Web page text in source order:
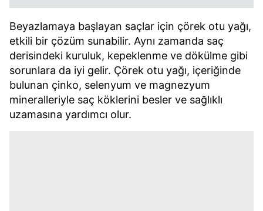
Beyazlamaya başlayan saçlar için çörek otu yağı,
etkili bir çözüm sunabilir. Aynı zamanda saç
derisindeki kuruluk, kepeklenme ve dökülme gibi
sorunlara da iyi gelir. Çörek otu yağı, içeriğinde
bulunan çinko, selenyum ve magnezyum
mineralleriyle saç köklerini besler ve sağlıklı
uzamasına yardımcı olur.